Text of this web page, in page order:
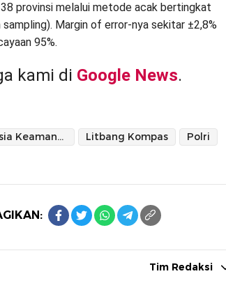
provinsi melalui metode acak bertingkat
Margin of error-nya sekitar ±2,8%
95%.
kami di Google News.
Indonesia Keamanan Tertinggi Litbang Kompas
Polri
Tim Redaksi